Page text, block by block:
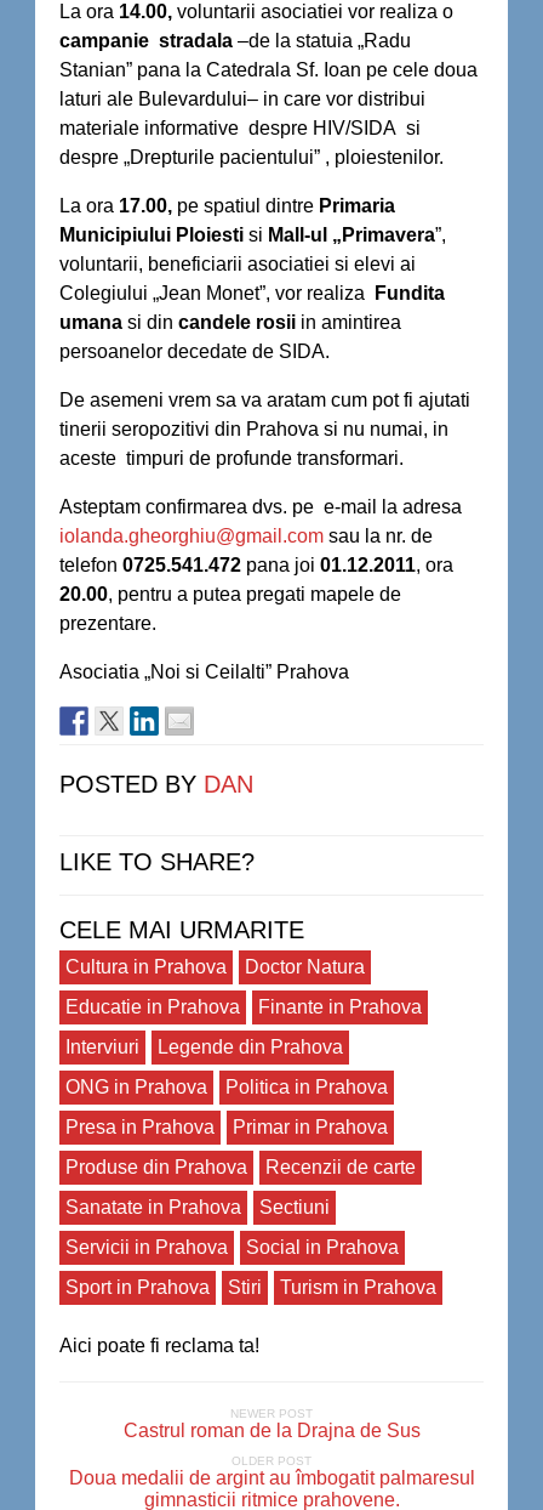
La ora 14.00, voluntarii asociatiei vor realiza o
campanie stradala –de la statuia „Radu
Stanian” pana la Catedrala Sf. Ioan pe cele doua
laturi ale Bulevardului– in care vor distribui
materiale informative despre HIV/SIDA si
despre „Drepturile pacientului” , ploiestenilor.
La ora 17.00, pe spatiul dintre Primaria
Municipiului Ploiesti si Mall-ul „Primavera”,
voluntarii, beneficiarii asociatiei si elevi ai
Colegiului „Jean Monet”, vor realiza
Fundita
umana si din candele rosii in amintirea
persoanelor decedate de SIDA.
De asemeni vrem sa va aratam cum pot fi ajutati
tinerii seropozitivi din Prahova si nu numai, in
aceste timpuri de profunde transformari.
Asteptam confirmarea dvs. pe e-mail la adresa
iolanda.gheorghiu@gmail.com sau la nr. de
telefon 0725.541.472 pana joi 01.12.2011, ora
20.00, pentru a putea pregati mapele de
prezentare.
Asociatia „Noi si Ceilalti” Prahova
POSTED BY DAN
LIKE TO SHARE?
CELE MAI URMARITE
Cultura in Prahova
Doctor Natura
Educatie in Prahova
Finante in Prahova
Interviuri
Legende din Prahova
ONG in Prahova
Politica in Prahova
Presa in Prahova
Primar in Prahova
Produse din Prahova
Recenzii de carte
Sanatate in Prahova
Sectiuni
Servicii in Prahova
Social in Prahova
Sport in Prahova
Stiri Turism in Prahova
Aici poate fi reclama ta!
NEWER POST
Castrul roman de la Drajna de Sus
OLDER POST
Doua medalii de argint au îmbogatit palmaresul
gimnasticii ritmice prahovene.